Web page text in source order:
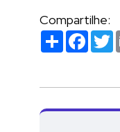
Compartilhe: